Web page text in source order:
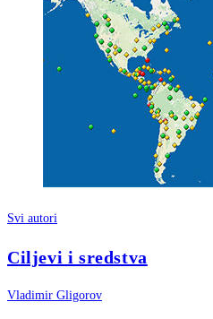
Svi autori
Ciljevi i sredstva
Vladimir Gligorov